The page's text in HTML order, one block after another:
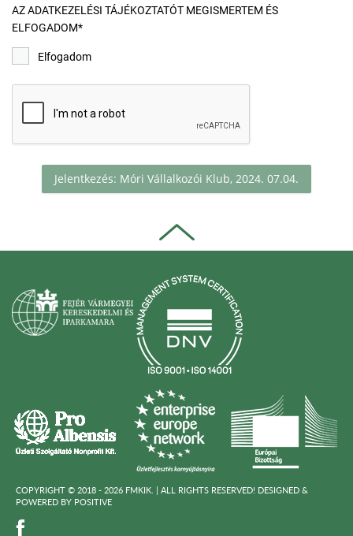
AZ ADATKEZELÉSI TÁJÉKOZTATÓT MEGISMERTEM ÉS
ELFOGADOM*
Elfogadom
Jelentkezés: Móri Vállalkozói Klub, 2024. 07.04.
COPYRIGHT © 2018 - 2026 FMKIK. | ALL RIGHTS RESERVED! DESIGNED &
POWERED BY POSITIVE